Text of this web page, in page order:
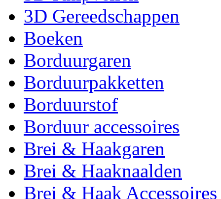
3D Gereedschappen
Boeken
Borduurgaren
Borduurpakketten
Borduurstof
Borduur accessoires
Brei & Haakgaren
Brei & Haaknaalden
Brei & Haak Accessoires